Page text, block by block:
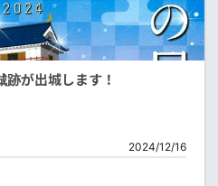
が出城します！
2024/12/16